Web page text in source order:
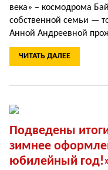
века» – космодрома
собственной семьи —
Анной Андреевной
ЧИТАТЬ ДАЛЕЕ
Подведены
зимнее
юбилейный